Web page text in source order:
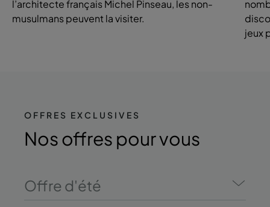
l’architecte français Michel Pinseau, les non-
musulmans peuvent la visiter.
jeux
OFFRES EXCLUSIVES
Nos offres pour vous
Offre d'été